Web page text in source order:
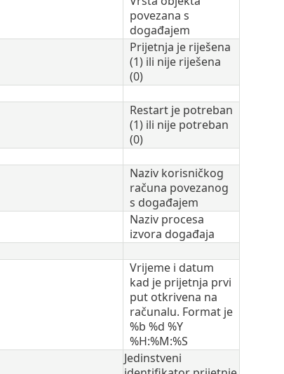
povezana s
događajem
Prijetnja je riješena
(1) ili nije riješena
(0)
Restart je potreban
(1) ili nije potreban
(0)
Naziv korisničkog
računa povezanog
s događajem
Naziv procesa
izvora događaja
Vrijeme i datum
kad je prijetnja prvi
put otkrivena na
računalu. Format je
%b %d %Y
%H:%M:%S
Jedinstveni